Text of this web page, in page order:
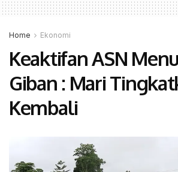
Home Ekonomi
Keaktifan ASN
Giban : Mari
Kembali